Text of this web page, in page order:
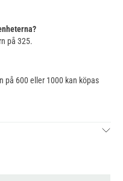
på 325.
på 600 eller 1000 kan köpas